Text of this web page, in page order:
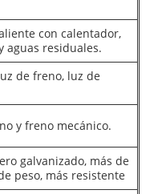
con calentador,
aguas residuales.
de freno, luz de
y freno mecánico.
galvanizado, más de
peso, más resistente